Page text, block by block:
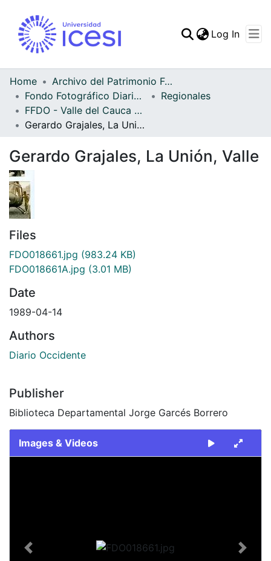
Statistics
Log In
Home
Archivo del Patrimonio Fotográfico y Fílmico del Valle del Cauca
Fondo Fotográfico Diario Occidente
Regionales
FFDO - Valle del Cauca - Patrimonial
Gerardo Grajales, La Unión, Valle
Gerardo Grajales, La Unión, Valle
Files
FDO018661.jpg (983.24 KB)
FDO018661A.jpg (3.01 MB)
Date
1989-04-14
Authors
Diario Occidente
Publisher
Biblioteca Departamental Jorge Garcés Borrero
Images & Videos
Previous Next